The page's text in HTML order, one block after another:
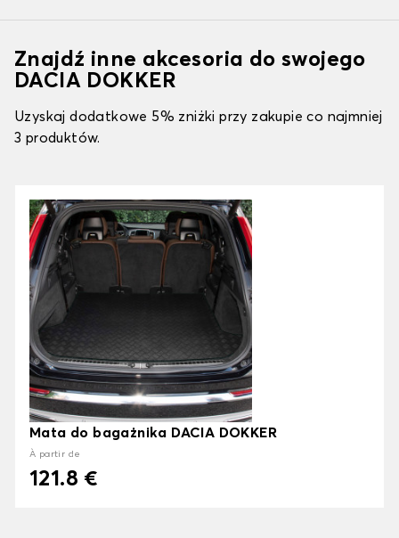
Znajdź inne akcesoria do swojego
DACIA DOKKER
Uzyskaj dodatkowe 5% zniżki przy zakupie co najmniej
3 produktów.
Mata do bagażnika DACIA DOKKER
À partir de
121.8 €